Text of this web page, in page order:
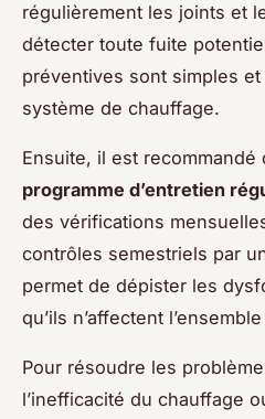
régulièrement les joints et
détecter toute fuite
préventives sont simples
système de chauffage.
Ensuite, il est recommandé
programme d’entretien
des vérifications
contrôles semestriels par
permet de dépister les
qu’ils n’affectent
Pour résoudre les
l’inefficacité du chauffage